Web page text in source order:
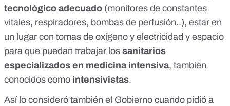
tecnológico adecuado (monitores de constantes
vitales, respiradores, bombas de perfusión..), estar en
un lugar con tomas de oxígeno y electricidad y espacio
para que puedan trabajar los sanitarios
especializados en medicina intensiva, también
conocidos como intensivistas.
Así lo consideró también el Gobierno cuando pidió a